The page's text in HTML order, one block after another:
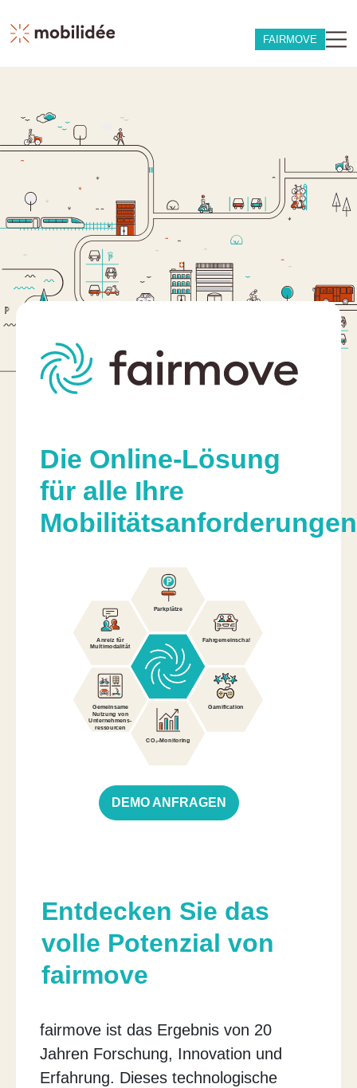
FAIRMOVE
Die Online-Lösung
für alle Ihre
Mobilitätsanforderungen
CO₂-Monitoring
Fahrgemeinschaften
Anreiz für
Multimodalität
Parkplätze
Gamification
Gemeinsame
Nutzung von
Unternehmens-
ressourcen
DEMO ANFRAGEN
Entdecken Sie das
volle Potenzial von
fairmove
fairmove ist das Ergebnis von 20
Jahren Forschung, Innovation und
Erfahrung. Dieses technologische